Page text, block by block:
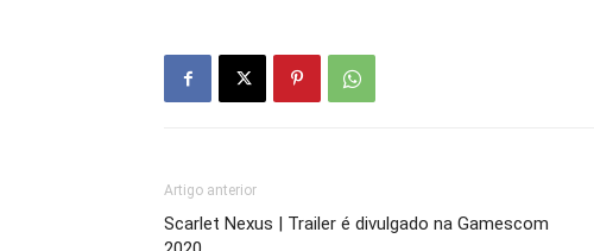
Artigo anterior
Scarlet Nexus | Trailer é divulgado na Gamescom